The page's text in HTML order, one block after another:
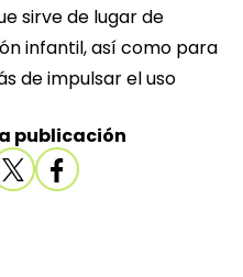
sirve de lugar de
infantil, así como para
de impulsar el uso
publicación